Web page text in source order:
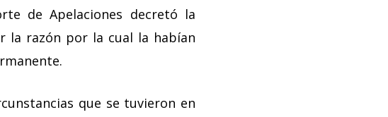
de Apelaciones decretó la
la razón por la cual la habían
que se tuvieron en